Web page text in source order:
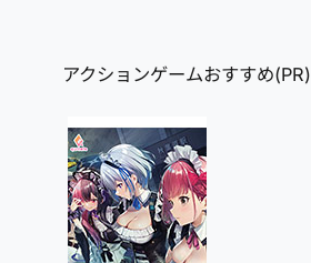
アクションゲームおすすめ(PR)